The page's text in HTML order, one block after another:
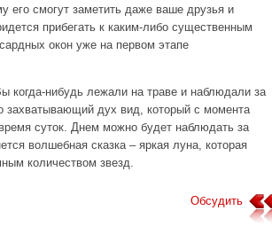
его смогут заметить даже ваше друзья и
прибегать к каким-либо существенным
окон уже на первом этапе
когда-нибудь лежали на траве и наблюдали за
захватывающий дух вид, который с момента
суток. Днем можно будет наблюдать за
волшебная сказка – яркая луна, которая
количеством звезд.
Обсудить